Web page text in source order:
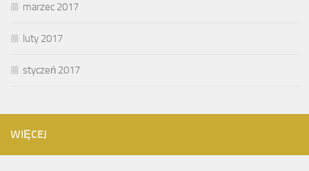
marzec 2017
luty 2017
styczeń 2017
WIĘCEJ